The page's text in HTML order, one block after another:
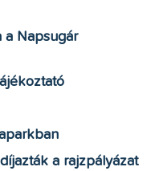
a Napsugár
a rajzpályázat